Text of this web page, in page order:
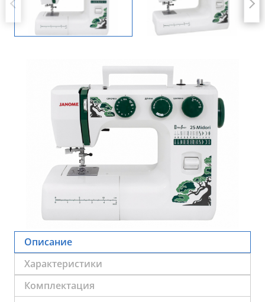
Описание
Характеристики
Комплектация